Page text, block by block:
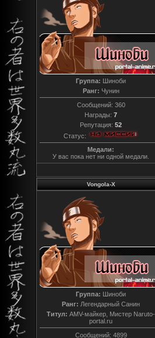
Группа: Шиноби
Ранг: Чунин
Сообщений: 360
Награды: 7
Репутация: 52
Статус:
Медали:
У вас пока нет ни одной медали.
Vongola-X
Группа: Шиноби
Ранг: Легендарный Санин
Титул: AMV-майкер, Мистер Naruto-
portal.ru
Сообщений: 4899